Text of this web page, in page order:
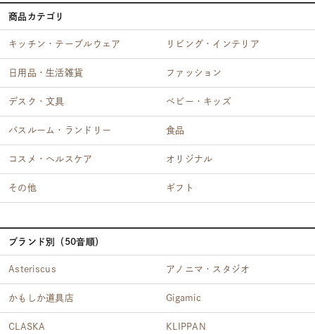
商品カテゴリ
キッチン・テーブルウェア リビング・インテリア
日用品・生活雑貨 ファッション
デスク・文具 ベビー・キッズ
バスルーム・ランドリー 食品
コスメ・ヘルスケア オリジナル
その他 ギフト
ブランド別（50音順）
Asteriscus アノニマ・スタジオ
かもしか道具店 Gigamic
CLASKA KLIPPAN